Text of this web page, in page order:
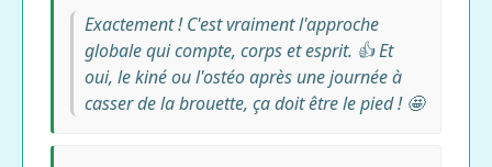
Exactement ! C'est vraiment l'approche
globale qui compte, corps et esprit. 👍 Et
oui, le kiné ou l'ostéo après une journée à
casser de la brouette, ça doit être le pied ! 🤩